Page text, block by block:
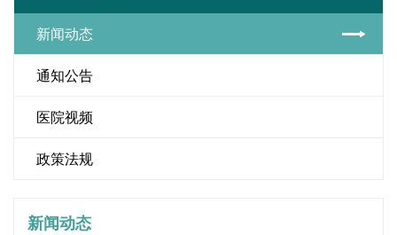
新闻动态
通知公告
医院视频
政策法规
新闻动态